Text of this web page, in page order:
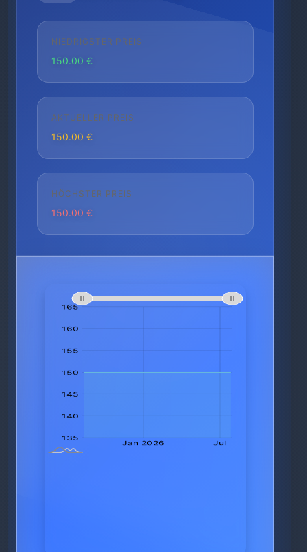
NIEDRIGSTER PREIS
150.00 €
AKTUELLER PREIS
150.00 €
HÖCHSTER PREIS
150.00 €